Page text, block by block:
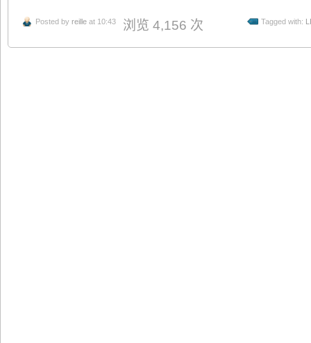
Posted by reille at 10:43 浏览 4,156 次 Tagged with: